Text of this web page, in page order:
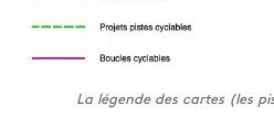
La légende des cartes (les